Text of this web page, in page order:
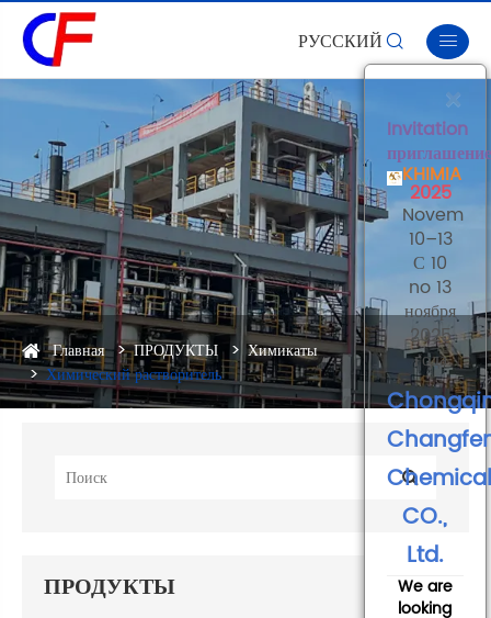
РУССКИЙ 
Главная ПРОДУКТЫ
Химикаты
Химический растворитель
ПРОДУКТЫ
×
Invitation
приглашение
KHIMIA
2025
10–13
С 10
no 13
ноября
2025
года
Chemical
CO.,
Ltd.
We are
looking